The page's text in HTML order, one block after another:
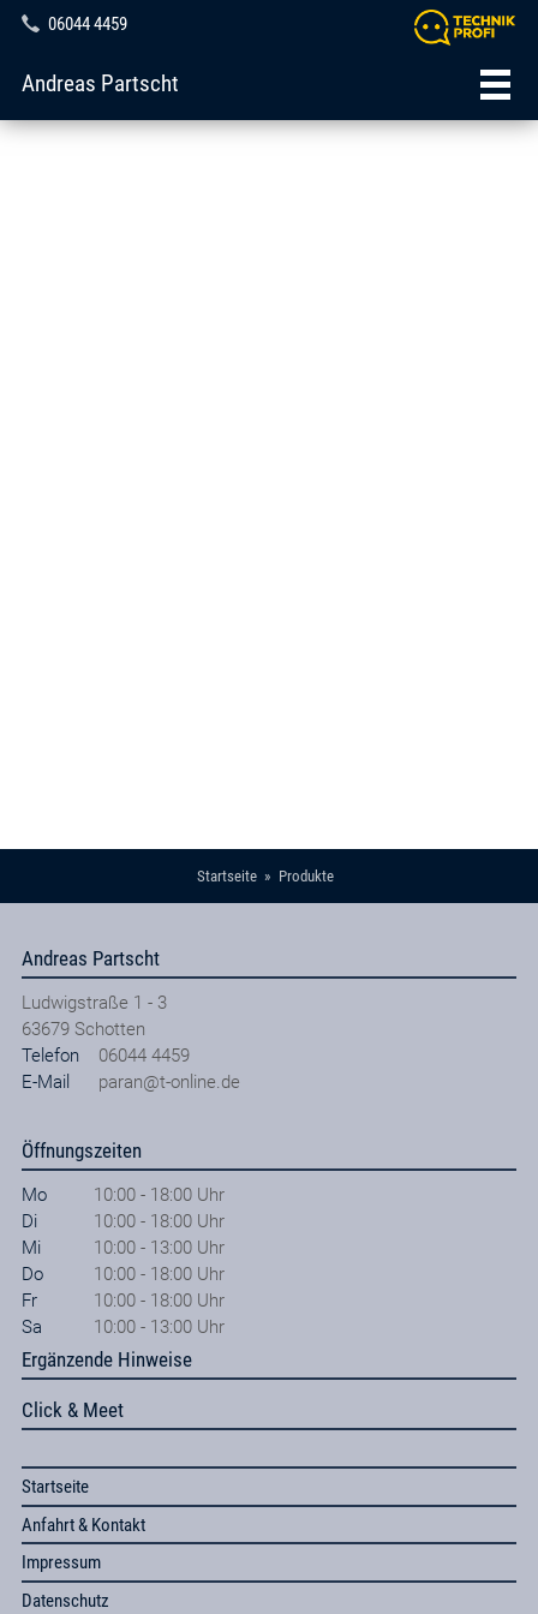
06044 4459
Andreas Partscht
Startseite Produkte
Andreas Partscht
Ludwigstraße 1 - 3
63679 Schotten
Telefon
06044 4459
E-Mail
paran@t-online.de
Öffnungszeiten
Mo
10:00 - 18:00 Uhr
Di
10:00 - 18:00 Uhr
Mi
10:00 - 13:00 Uhr
Do
10:00 - 18:00 Uhr
Fr
10:00 - 18:00 Uhr
Sa
10:00 - 13:00 Uhr
Ergänzende Hinweise
Click & Meet
Startseite
Anfahrt & Kontakt
Impressum
Datenschutz